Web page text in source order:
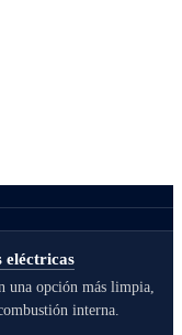
eléctricas
una opción más limpia,
interna.